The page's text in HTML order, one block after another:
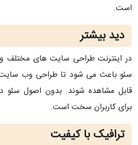
است.
دید بیشتر
در اینترنت طراحی سایت های مختلف
قابل مشاهده شوند. بدون اصول
برای کاربران سخت است.
ترافیک با کیفیت